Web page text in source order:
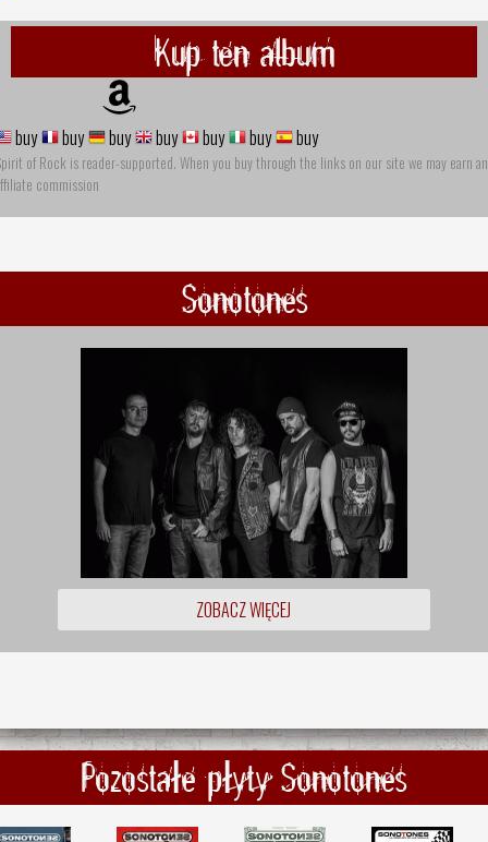
Kup ten album
buy buy buy buy buy buy buy
of Rock is reader-supported. When you buy through the links on our site we may earn an
commission
Sonotones
ZOBACZ WIĘCEJ
Pozostałe płyty Sonotones